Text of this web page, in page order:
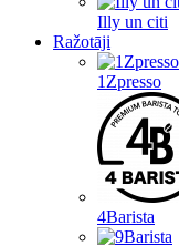
Illy un citi
Ražotāji
1Zpresso
4Barista